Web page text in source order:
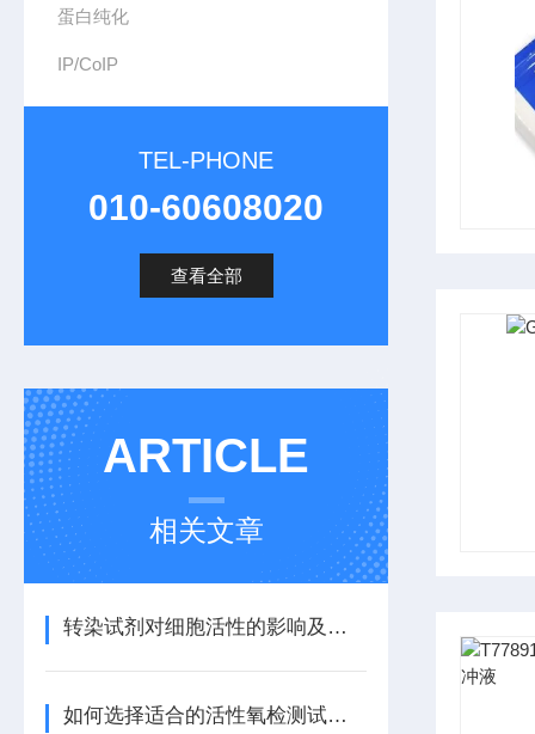
蛋白纯化
IP/CoIP
TEL-PHONE
010-60608020
查看全部
ARTICLE
相关文章
转染试剂对细胞活性的影响及其优化方法
如何选择适合的活性氧检测试剂盒